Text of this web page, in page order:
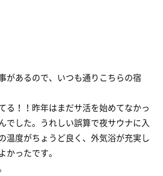
があるので、いつも通りこちらの宿
る！！昨年はまだサ活を始めてなかっ
でした。うれしい誤算で夜サウナに入
温度がちょうど良く、外気浴が充実し
かったです。